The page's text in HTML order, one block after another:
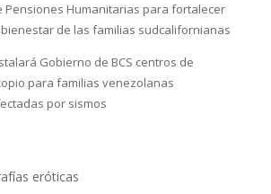
Pensiones Humanitarias para fortalecer
de las familias sudcalifornianas
Gobierno de BCS centros de
para familias venezolanas
por sismos
eróticas